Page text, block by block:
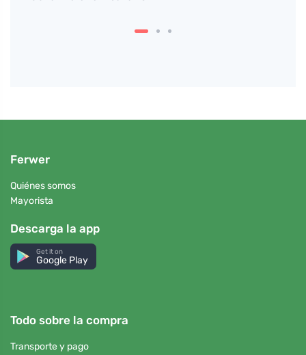
Ferwer
Quiénes somos
Mayorista
Descarga la app
Get it on
Google Play
Todo sobre la compra
Transporte y pago